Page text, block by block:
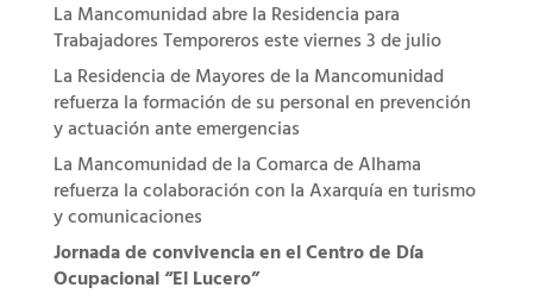
La Mancomunidad abre la Residencia para
Trabajadores Temporeros este viernes 3 de julio
La Residencia de Mayores de la Mancomunidad
refuerza la formación de su personal en prevención
y actuación ante emergencias
La Mancomunidad de la Comarca de Alhama
refuerza la colaboración con la Axarquía en turismo
y comunicaciones
Jornada de convivencia en el Centro de Día
Ocupacional “El Lucero”